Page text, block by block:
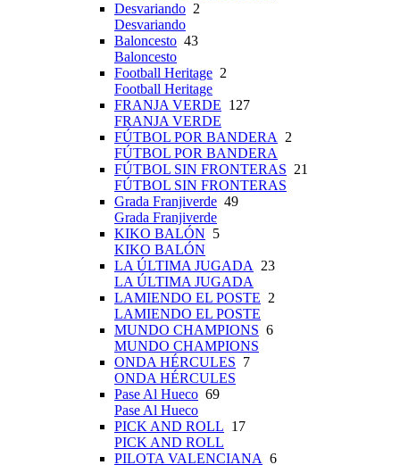
Desvariando 2
Desvariando
Baloncesto 43
Baloncesto
Football Heritage 2
Football Heritage
FRANJA VERDE 127
FRANJA VERDE
FÚTBOL POR BANDERA
2
FÚTBOL POR BANDERA
FÚTBOL SIN FRONTERAS 21
FÚTBOL SIN FRONTERAS
Grada Franjiverde 49
Grada Franjiverde
KIKO BALÓN 5
KIKO BALÓN
LA ÚLTIMA JUGADA
23
LA ÚLTIMA JUGADA
LAMIENDO EL POSTE 2
LAMIENDO EL POSTE
MUNDO CHAMPIONS 6
MUNDO CHAMPIONS
ONDA HÉRCULES 7
ONDA HÉRCULES
Pase Al Hueco 69
Pase Al Hueco
PICK AND ROLL 17
PICK AND ROLL
PILOTA VALENCIANA 6